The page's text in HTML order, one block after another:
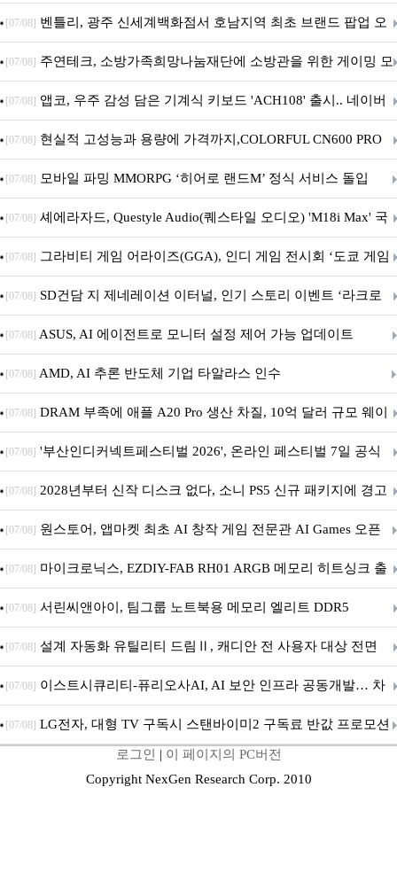
Crosshair X870E EDITION 20 국내 출시 예정
[07/08] 벤틀리, 광주 신세계백화점서 호남지역 최초 브랜드 팝업 오
픈
[07/08] 주연테크, 소방가족희망나눔재단에 소방관을 위한 게이밍 모
니터·스마트 펫 침대 기부
[07/08] 앱코, 우주 감성 담은 기계식 키보드 'ACH108' 출시.. 네이버
브랜드데이 기획전 진행
[07/08] 현실적 고성능과 용량에 가격까지,COLORFUL CN600 PRO
M.2 NVMe 디앤디컴 1TB
[07/08] 모바일 파밍 MMORPG ‘히어로 랜드M’ 정식 서비스 돌입
[07/08] 셰에라자드, Questyle Audio(퀘스타일 오디오) 'M18i Max' 국
내 정식 출시
[07/08] 그라비티 게임 어라이즈(GGA), 인디 게임 전시회 ‘도쿄 게임
던전 13’ 참가!
[07/08] SD건담 지 제네레이션 이터널, 인기 스토리 이벤트 ‘라크로
아의 용사’ 재개최 및 풍성한 기념 이벤트 실시!
[07/08] ASUS, AI 에이전트로 모니터 설정 제어 가능 업데이트
[07/08] AMD, AI 추론 반도체 기업 타알라스 인수
[07/08] DRAM 부족에 애플 A20 Pro 생산 차질, 10억 달러 규모 웨이
퍼 대기
[07/08] '부산인디커넥트페스티벌 2026', 온라인 페스티벌 7일 공식
개막... 22일간 진행
[07/08] 2028년부터 신작 디스크 없다, 소니 PS5 신규 패키지에 경고
문 추가
[07/08] 원스토어, 앱마켓 최초 AI 창작 게임 전문관 AI Games 오픈
[07/08] 마이크로닉스, EZDIY-FAB RH01 ARGB 메모리 히트싱크 출
시
[07/08] 서린씨앤아이, 팀그룹 노트북용 메모리 엘리트 DDR5
5600MHz 16GB 출시
[07/08] 설계 자동화 유틸리티 드림Ⅱ, 캐디안 전 사용자 대상 전면
무상 배포
[07/08] 이스트시큐리티-퓨리오사AI, AI 보안 인프라 공동개발… 차
세대 AI 보안 플랫폼 구축
[07/08] LG전자, 대형 TV 구독시 스탠바이미2 구독료 반값 프로모션
로그인 | 이 페이지의 PC버전
Copyright NexGen Research Corp. 2010